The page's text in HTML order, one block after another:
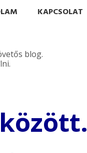
KAPCSOLAT
blog.